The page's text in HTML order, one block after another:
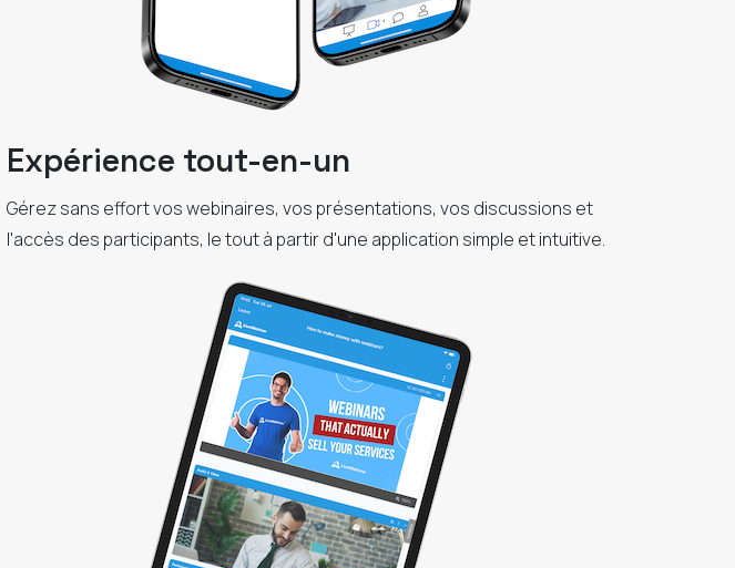
Expérience tout-en-un
Gérez sans effort vos webinaires, vos présentations, vos discussions et
l'accès des participants, le tout à partir d'une application simple et intuitive.